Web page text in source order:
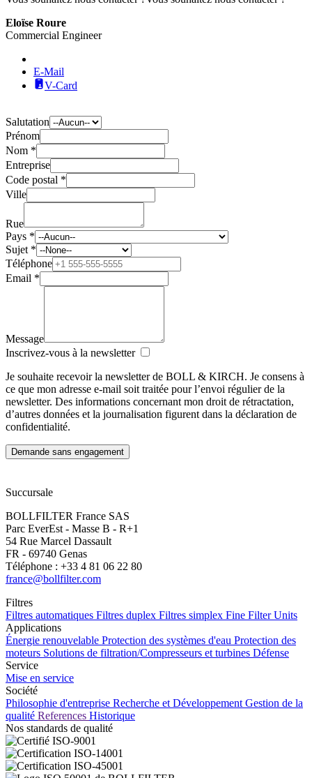
Eloïse Roure
Commercial Engineer
E-Mail
V-Card
Salutation
Prénom
Nom *
Entreprise
Code postal *
Ville
Rue
Pays *
Sujet *
Téléphone
Email *
Message
Inscrivez-vous à la newsletter
Je souhaite recevoir la newsletter de BOLL & KIRCH. Je consens à
ce que mon adresse e-mail soit traitée pour l’envoi régulier de la
newsletter. Des informations concernant mon droit de rétractation,
d’autres données et la journalisation figurent dans la déclaration de
confidentialité.
Succursale
BOLLFILTER France SAS
Parc EverEst - Masse B - R+1
54 Rue Marcel Dassault
FR - 69740 Genas
Téléphone : +33 4 81 06 22 80
france@bollfilter.com
Filtres
Filtres automatiques Filtres duplex Filtres simplex Fine Filter Units
Applications
Énergie renouvelable Protection des systèmes d'eau Protection des
moteurs Solutions de filtration/Compresseurs et turbines Défense
Service
Mise en service
Société
Philosophie d'entreprise Recherche et Développement Gestion de la
qualité References Historique
Nos standards de qualité